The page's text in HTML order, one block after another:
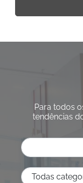
Para todos
tendências